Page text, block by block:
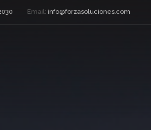
Email: info@forzasoluciones.com